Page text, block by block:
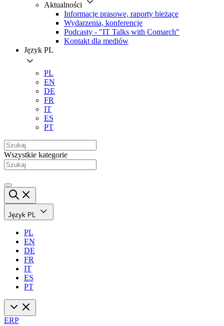
Aktualności
Informacje prasowe, raporty bieżące
Wydarzenia, konferencje
Podcasty - "IT Talks with Comarch"
Kontakt dla mediów
Język PL
PL
EN
DE
FR
IT
ES
PT
Wszystkie kategorie
Język PL
PL
EN
DE
FR
IT
ES
PT
ERP